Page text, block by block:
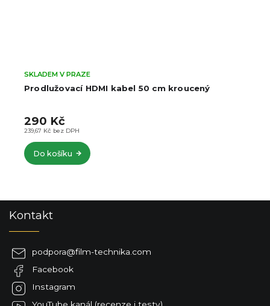
Prodlužovací HDMI kabel 50 cm kroucený
SKLADEM V PRAZE
239,67 Kč bez DPH
290 Kč
Do košíku
Kontakt
podpora@film-technika.com
Facebook
Instagram